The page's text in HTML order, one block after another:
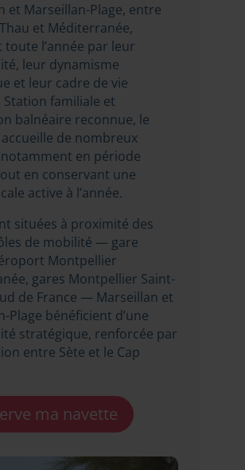
et Marseillan-Plage, entre
et Méditerranée,
toute l’année par leur
leur dynamisme
et leur cadre de vie
Station familiale et
balnéaire reconnue, le
de nombreux
en période
en conservant une
active à l’année.
situées à proximité des
de mobilité — gare
Montpellier
gares Montpellier Saint-
de France — Marseillan et
Plage bénéficient d’une
stratégique, renforcée par
entre Sète et le Cap
ma navette